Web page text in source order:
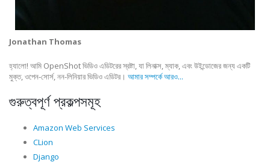
Jonathan Thomas
হ্যালো! আমি OpenShot ভিডিও এডিটরের স্রষ্টা, যা লিনাক্স, ম্যাক, এবং উইন্ডোজের জন্য একটি
মুক্ত, ওপেন-সোর্স, নন-লিনিয়ার ভিডিও এডিটর। আমার সম্পর্কে আরও...
গুরুত্বপূর্ণ প্রকল্পসমূহ
Amazon Web Services
CLion
Django